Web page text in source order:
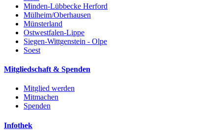
Minden-Lübbecke Herford
Mülheim/Oberhausen
Münsterland
Ostwestfalen-Lippe
Siegen-Wittgenstein - Olpe
Soest
Mitgliedschaft & Spenden
Mitglied werden
Mitmachen
Spenden
Infothek